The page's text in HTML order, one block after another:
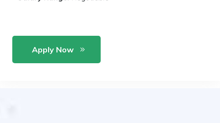
Apply Now